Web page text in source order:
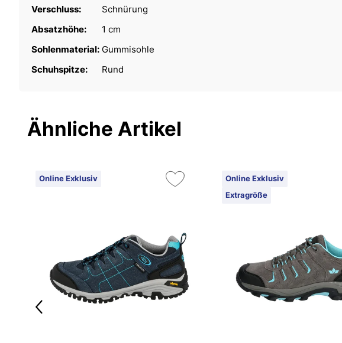
Verschluss:
Schnürung
Absatzhöhe:
1 cm
Sohlenmaterial: Gummisohle
Schuhspitze:
Rund
Ähnliche Artikel
Online Exklusiv
Online Exklusiv
Extragröße